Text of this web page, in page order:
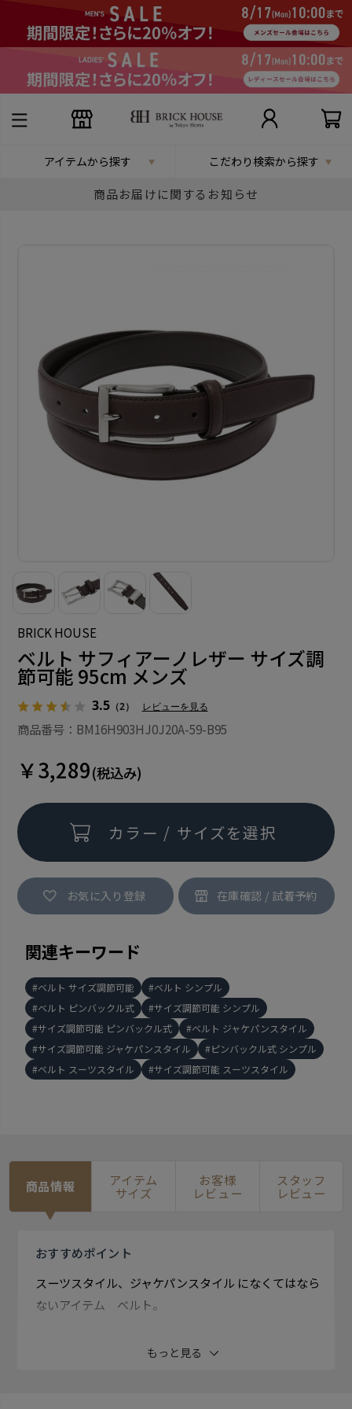
アイテムから探す こだわり検索から探す
商品お届けに関するお知らせ
BRICK HOUSE
ベルト サフィアーノレザー サイズ調
節可能 95cm メンズ
3.5（2） レビューを見る
商品番号：BM16H903HJ0J20A-59-B95
￥3,289(税込み)
カラー / サイズを選択
お気に入り登録
関連キーワード
ベルト サイズ調節可能
ベルト シンプル
ベルト ピンバックル式
サイズ調節可能 シンプル
サイズ調節可能 ピンバックル式
ベルト ジャケパンスタイル
サイズ調節可能 ジャケパンスタイル
ピンバックル式 シンプル
ベルト スーツスタイル
サイズ調節可能 スーツスタイル
商品情報 アイテム
サイズ
お客様
レビュー
スタッフ
レビュー
おすすめポイント
スーツスタイル、ジャケパンスタイル になくてはなら
ないアイテム ベルト。
スタンダードなピンバックル式で バックル裏側で長さ
もっと見る